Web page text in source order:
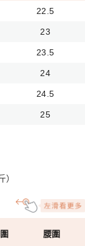
22.5
23
23.5
24
24.5
25
腰圍